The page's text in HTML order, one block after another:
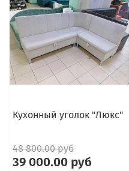
Кухонный уголок "Люкс"
48 800.00 руб
39 000.00 руб